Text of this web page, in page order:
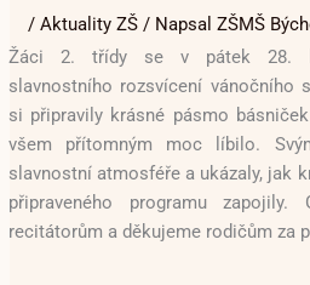
/Aktuality ZŠ / NapsalZŠMŠ
Žáci 2. třídy se v pátek 28.
slavnostního rozsvícení vánočního
si připravily krásné pásmo
všem přítomným moc líbilo.
slavnostní atmosféře a ukázaly, jak
připraveného programu zapojily.
recitátorům a děkujeme rodičům za